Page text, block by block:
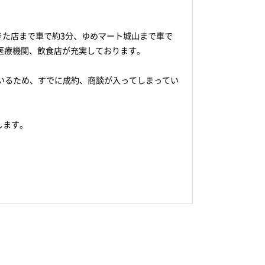
店まで車で約3分、ゆめマート城山まで車で
機関、飲食店が充実しております。
ため、すでに成約、商談が入ってしまってい
す。